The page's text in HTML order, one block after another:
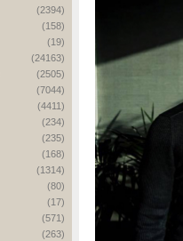
(2394)
(158)
(19)
(24163)
(2505)
(7044)
(4411)
(234)
(235)
(168)
(1314)
(80)
(17)
(571)
(263)